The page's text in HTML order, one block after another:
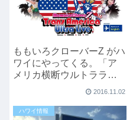
ももいろクローバーZ がハ
ワイにやってくる。「ア
メリカ横断ウルトラライ
2016.11.02
ハワイ情報